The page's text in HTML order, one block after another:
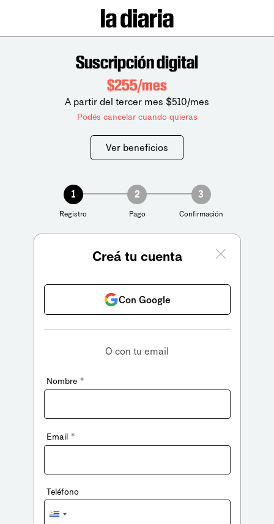
Suscripción digital
$255/mes
A partir del tercer mes $510/mes
Podés cancelar cuando quieras
Ver beneficios
1
Registro
2
Pago
3
Confirmación
Creá tu cuenta
Con Google
O con tu email
Nombre *
Email *
Teléfono
Uruguay